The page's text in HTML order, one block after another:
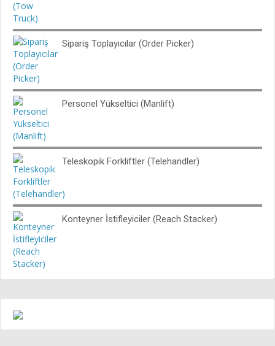
Sipariş Toplayıcılar (Order Picker)
Personel Yükseltici (Manlift)
Teleskopik Forkliftler (Telehandler)
Konteyner İstifleyiciler (Reach Stacker)